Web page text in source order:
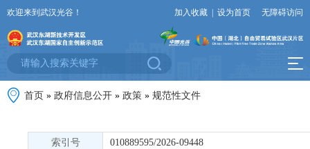
欢迎来到武汉光谷！ 加入收藏 设为首页 无障碍访问
首页 » 政府信息公开 » 政策 » 规范性文件
索引号 010889595/2026-09448